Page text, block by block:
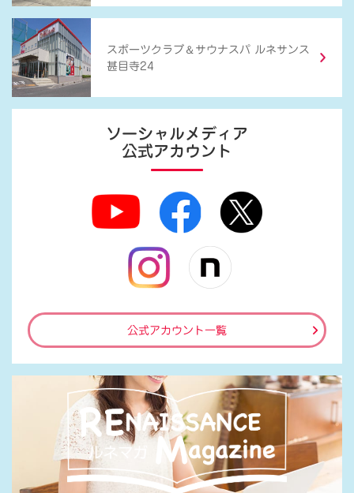
スポーツクラブ ＆ サウナスパ ルネサンス
甚目寺24
ソーシャルメディア
公式アカウント
公式アカウント一覧